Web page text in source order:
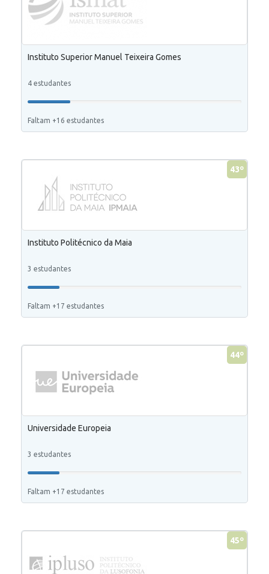
Instituto Superior Manuel Teixeira Gomes
4 estudantes
Faltam +16 estudantes
43º
Instituto Politécnico da Maia
3 estudantes
Faltam +17 estudantes
44º
Universidade Europeia
3 estudantes
Faltam +17 estudantes
45º